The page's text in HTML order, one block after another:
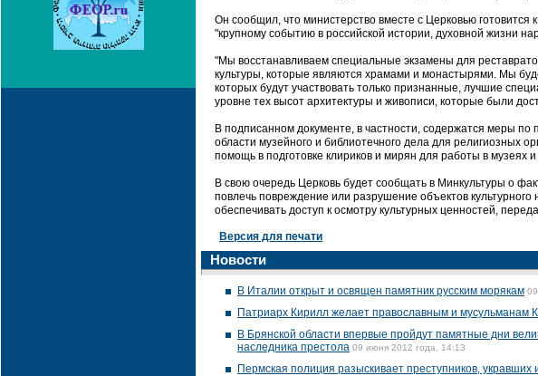
Он сообщил, что министерство вместе с Церковью
"крупному событию в российской истории, духовной жизни
"Мы восстанавливаем специальные экзамены для
культуры, которые являются храмами и монастырями. Мы
которых будут участвовать только признанные, лучшие
уровне тех высот архитектуры и живописи, которые были
В подписанном документе, в частности, содержатся меры по
области музейного и библиотечного дела для религиозных
помощь в подготовке клириков и мирян для работы в музеях
В свою очередь Церковь будет сообщать в Минкультуры о
повлечь повреждение или разрушение объектов
обеспечивать доступ к осмотру культурных ценностей,
Версия для печати
Новости
В Италии открыт и освящен памятник русским морякам
Патриарх Кирилл желает православным и мусульманам
В Брянской области впервые пройдут памятные дни
наследника престола 09 июня 2012 года, 14:13
Пермская полиция разыскивает преступников, укравших